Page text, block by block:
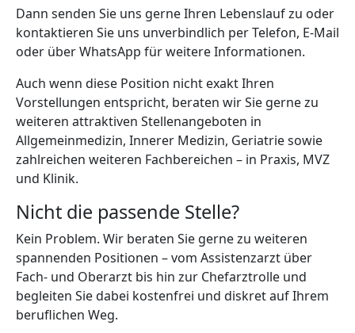
Dann senden Sie uns gerne Ihren Lebenslauf zu oder
kontaktieren Sie uns unverbindlich per Telefon, E-Mail
oder über WhatsApp für weitere Informationen.
Auch wenn diese Position nicht exakt Ihren
Vorstellungen entspricht, beraten wir Sie gerne zu
weiteren attraktiven Stellenangeboten in
Allgemeinmedizin, Innerer Medizin, Geriatrie sowie
zahlreichen weiteren Fachbereichen – in Praxis, MVZ
und Klinik.
Nicht die passende Stelle?
Kein Problem. Wir beraten Sie gerne zu weiteren
spannenden Positionen – vom Assistenzarzt über
Fach- und Oberarzt bis hin zur Chefarztrolle und
begleiten Sie dabei kostenfrei und diskret auf Ihrem
beruflichen Weg.